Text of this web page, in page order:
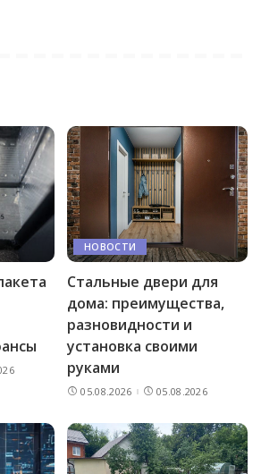
НОВОСТИ
Стальные двери для
дома: преимущества,
разновидности и
установка своими
руками
05.08.2026 05.08.2026